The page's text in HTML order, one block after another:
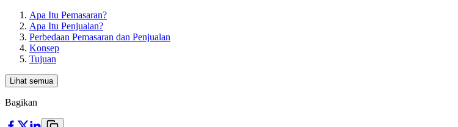
Apa Itu Pemasaran?
Apa Itu Penjualan?
Perbedaan Pemasaran dan Penjualan
Konsep
Tujuan
Lihat semua
Bagikan